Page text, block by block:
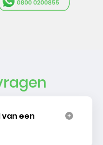
van een